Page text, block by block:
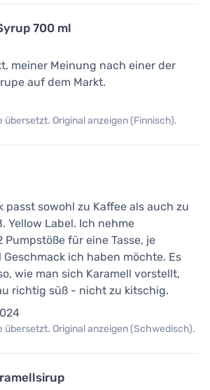
700 ml
meiner Meinung nach einer der
auf dem Markt.
übersetzt. Original anzeigen (Finnisch).
passt sowohl zu Kaffee als auch zu
Yellow Label. Ich nehme
Pumpstöße für eine Tasse, je
ich haben möchte. Es
wie man sich Karamell vorstellt,
richtig süß - nicht zu kitschig.
übersetzt. Original anzeigen (Schwedisch).